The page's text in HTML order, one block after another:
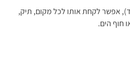
(14 ס"מ בלבד), אפשר לקחת אותו לכל מקום, תיק,
חוף הים.